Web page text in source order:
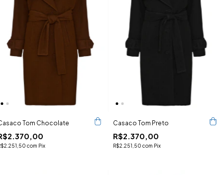
Tom Chocolate
com Pix
Casaco Tom Preto
R$2.370,00
R$2.251,50 com Pix